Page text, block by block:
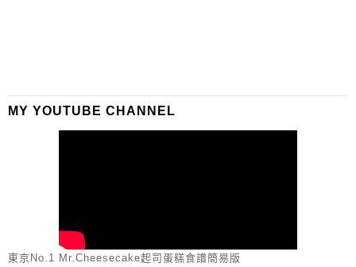
MY YOUTUBE CHANNEL
東京No.1 Mr.Cheesecake起司蛋糕食譜簡易版